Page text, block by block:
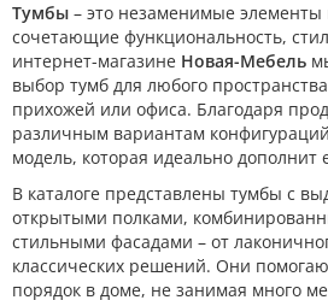
Тумбы – это незаменимые элементы
сочетающие функциональность,
интернет-магазине Новая-Мебель
выбор тумб для любого
прихожей или офиса. Благодаря
различным вариантам
модель, которая идеально дополнит
В каталоге представлены тумбы с
открытыми полками,
стильными фасадами – от
классических решений. Они
порядок в доме, не занимая много